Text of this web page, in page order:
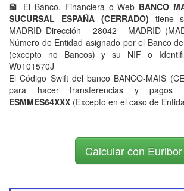
🏦 El Banco, Financiera o Web BANCO
SUCURSAL ESPAÑA (CERRADO) tiene
MADRID Dirección - 28042 - MADRID
Número de Entidad asignado por el Banco
(excepto no Bancos) y su NIF o
W0101570J
El Código Swift del banco BANCO-MAIS
para hacer transferencias y pagos
ESMMES64XXX (Excepto en el caso de
Calcular con Euribor